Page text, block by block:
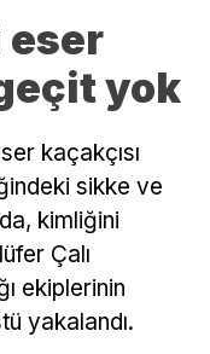
eser
yok
kaçakçısı
sikke ve
kimliğini
Çalı
ekiplerinin
yakalandı.